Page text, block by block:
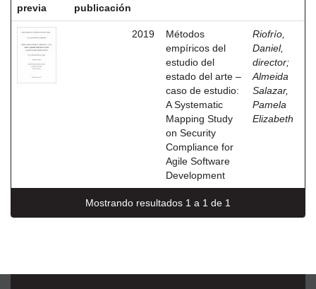
previa
publicación
2019
Métodos
empíricos del
estudio del
estado del arte –
caso de estudio:
A Systematic
Mapping Study
on Security
Compliance for
Agile Software
Development
Riofrío,
Daniel,
director;
Almeida
Salazar,
Pamela
Elizabeth
Mostrando resultados 1 a 1 de 1